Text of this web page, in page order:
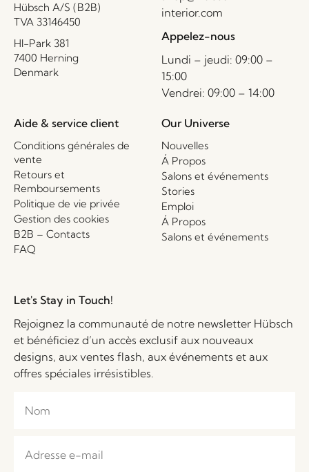
Hübsch A/S (B2B)
TVA 33146450
HI-Park 381
7400 Herning
Denmark
interior.com
Appelez-nous
Lundi – jeudi: 09:00 –
15:00
Vendrei: 09:00 – 14:00
Aide & service client
Conditions générales de
vente
Retours et
Remboursements
Politique de vie privée
Gestion des cookies
B2B – Contacts
FAQ
Our Universe
Nouvelles
Á Propos
Salons et événements
Stories
Emploi
Á Propos
Salons et événements
Let's Stay in Touch!
Rejoignez la communauté de notre newsletter Hübsch
et bénéficiez d’un accès exclusif aux nouveaux
designs, aux ventes flash, aux événements et aux
offres spéciales irrésistibles.